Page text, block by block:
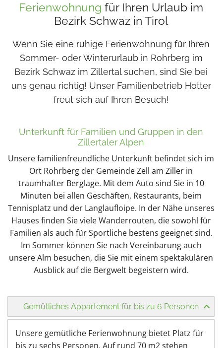
Ferienwohnung für Ihren Urlaub im
Bezirk Schwaz in Tirol
Wenn Sie eine ruhige Ferienwohnung für Ihren
Sommer- oder Winterurlaub in Rohrberg im
Bezirk Schwaz im Zillertal suchen, sind Sie bei
uns genau richtig! Unser Familienbetrieb Hotter
freut sich auf Ihren Besuch!
Unterkunft für Familien und Gruppen in den
Zillertaler Alpen
Unsere familienfreundliche Unterkunft befindet sich im
Ort Rohrberg der Gemeinde Zell am Ziller in
traumhafter Berglage. Mit dem Auto sind Sie in 10
Minuten bei allen Geschäften, Restaurants, beim
Tennisplatz und der Langlaufloipe. In der Nähe unseres
Hauses finden Sie viele Wanderrouten, die sowohl für
Familien als auch für Sportliche bestens geeignet sind.
Im Sommer können Sie nach Vereinbarung auch
unsere Alm besuchen, die Sie mit einem spektakulären
Ausblick auf die Bergwelt begeistern wird.
Gemütliches Appartement für bis zu 6 Personen
Unsere gemütliche Ferienwohnung bietet Platz für
bis zu sechs Personen. Auf rund 70 m2 stehen